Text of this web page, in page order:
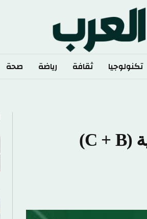
تكنولوجيا ثقافة رياضة صحة
فنية كرة القدم تفتح التسجيل لدورة الرخصة الآسيوية (C + B)